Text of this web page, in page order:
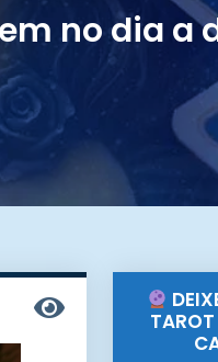
no dia a
TAROT